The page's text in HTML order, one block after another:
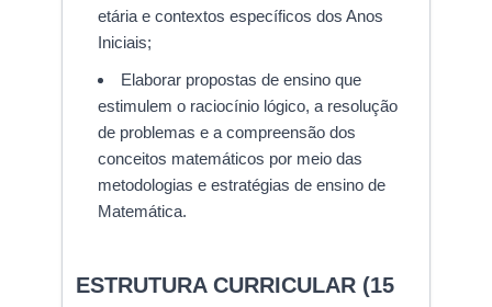
etária e contextos específicos dos Anos
Iniciais;
Elaborar propostas de ensino que
estimulem o raciocínio lógico, a resolução
de problemas e a compreensão dos
conceitos matemáticos por meio das
metodologias e estratégias de ensino de
Matemática.
ESTRUTURA CURRICULAR (15